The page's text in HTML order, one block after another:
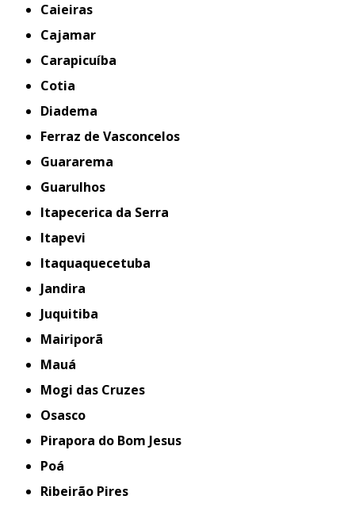
Caieiras
Cajamar
Carapicuíba
Cotia
Diadema
Ferraz de Vasconcelos
Guararema
Guarulhos
Itapecerica da Serra
Itapevi
Itaquaquecetuba
Jandira
Juquitiba
Mairiporã
Mauá
Mogi das Cruzes
Osasco
Pirapora do Bom Jesus
Poá
Ribeirão Pires